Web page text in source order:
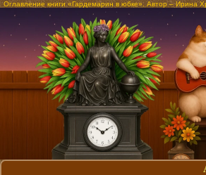
Оглавление книги «Гардемарин в юбке». Автор – Ирина